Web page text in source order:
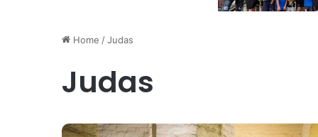
Home /Judas
Judas